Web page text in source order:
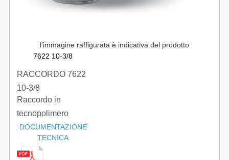
l’immagine raffigurata è indicativa del prodotto
7622 10-3/8
RACCORDO 7622
10-3/8
OCCHIO+PERNO
GIR.
Raccordo in
tecnopolimero
gomito filetto
maschio girevole
DOCUMENTAZIONE
TECNICA